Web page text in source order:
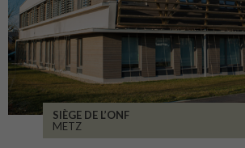
SIÈGE DE L’ONF
METZ